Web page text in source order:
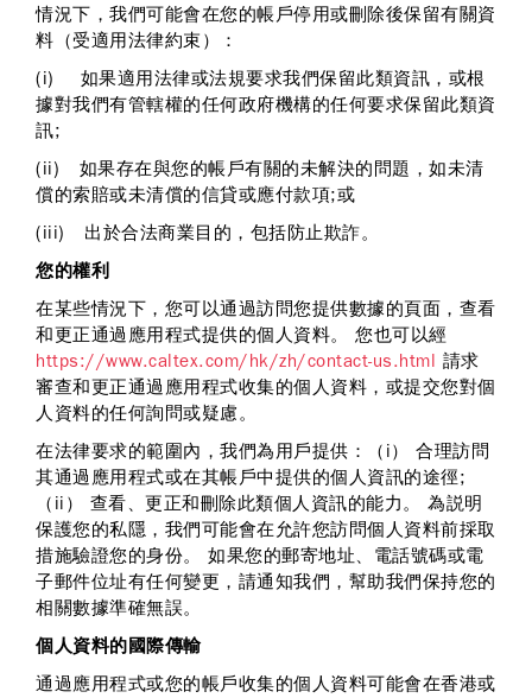
情況下，我們可能會在您的帳戶停用或刪除後保留有關資
料（受適用法律約束）：
(i) 如果適用法律或法規要求我們保留此類資訊，或根
據對我們有管轄權的任何政府機構的任何要求保留此類資
訊;
(ii) 如果存在與您的帳戶有關的未解決的問題，如未清
償的索賠或未清償的信貸或應付款項;或
(iii) 出於合法商業目的，包括防止欺詐。
您的權利
在某些情況下，您可以通過訪問您提供數據的頁面，查看
和更正通過應用程式提供的個人資料。 您也可以經
https://www.caltex.com/hk/zh/contact-us.html 請求
審查和更正通過應用程式收集的個人資料，或提交您對個
人資料的任何詢問或疑慮。
在法律要求的範圍內，我們為用戶提供：（i） 合理訪問
其通過應用程式或在其帳戶中提供的個人資訊的途徑;
（ii） 查看、更正和刪除此類個人資訊的能力。 為説明
保護您的私隱，我們可能會在允許您訪問個人資料前採取
措施驗證您的身份。 如果您的郵寄地址、電話號碼或電
子郵件位址有任何變更，請通知我們，幫助我們保持您的
相關數據準確無誤。
個人資料的國際傳輸
通過應用程式或您的帳戶收集的個人資料可能會在香港或